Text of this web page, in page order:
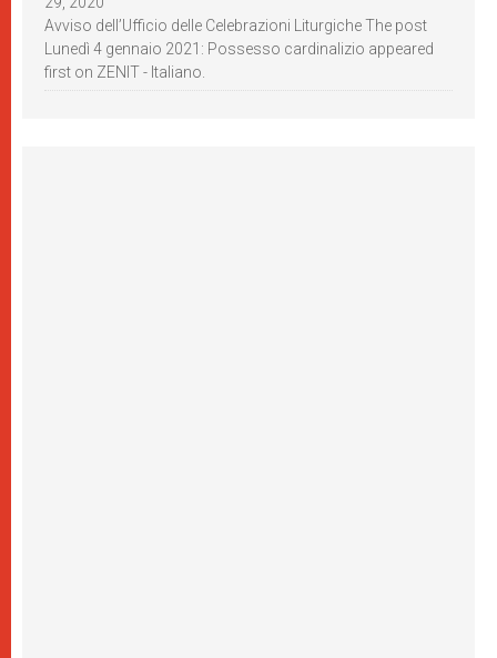
Avviso dell’Ufficio delle Celebrazioni Liturgiche The post
Lunedì 4 gennaio 2021: Possesso cardinalizio appeared
first on ZENIT - Italiano.